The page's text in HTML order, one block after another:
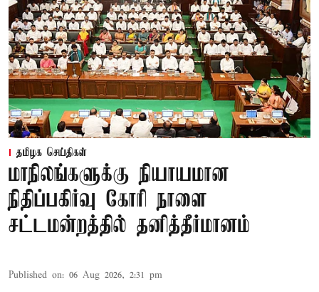
தமிழக செய்திகள்
மாநிலங்களுக்கு நியாயமான
நிதிப்பகிர்வு கோரி நாளை
சட்டமன்றத்தில் தனித்தீர்மானம்
Published on: 06 Aug 2026, 2:31 pm